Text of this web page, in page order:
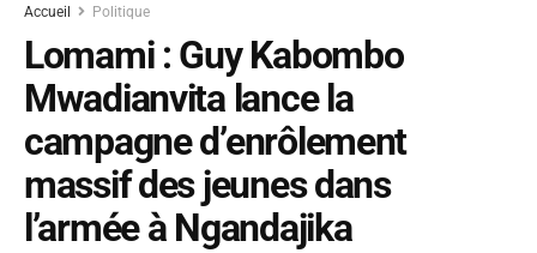
Accueil Politique
Lomami : Guy Kabombo
Mwadianvita lance la
campagne d’enrôlement
massif des jeunes dans
l’armée à Ngandajika